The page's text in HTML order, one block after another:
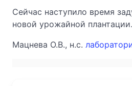
Сейчас наступило время
новой урожайной плантации.
Мацнева О.В., н.с.